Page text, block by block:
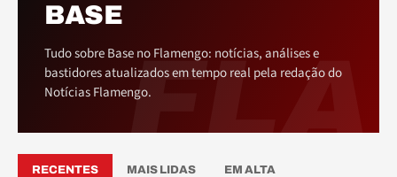
FLA
BASE
Tudo sobre Base no Flamengo: notícias, análises e
bastidores atualizados em tempo real pela redação do
Notícias Flamengo.
RECENTES MAIS LIDAS EM ALTA